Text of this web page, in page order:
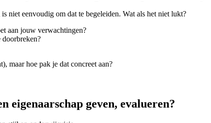
niet eenvoudig om dat te begeleiden. Wat als het niet lukt?
aan jouw verwachtingen?
doorbreken?
maar hoe pak je dat concreet aan?
eigenaarschap geven, evalueren?